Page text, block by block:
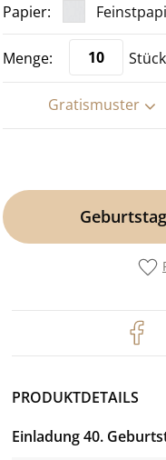
Stück
Gratismuster
PRODUKTDETAILS
Einladung 40.